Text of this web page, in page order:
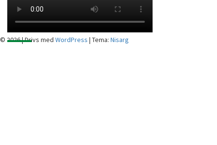
© 2026|Drivs med WordPress | Tema: Nisarg